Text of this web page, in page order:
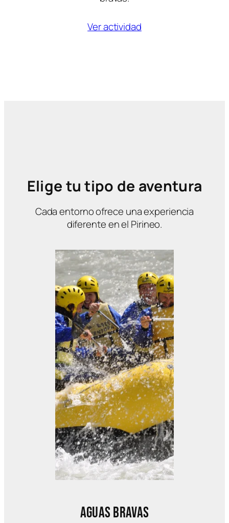
Ver actividad
Elige tu tipo de aventura
Cada entorno ofrece una experiencia
diferente en el Pirineo.
Aguas Bravas